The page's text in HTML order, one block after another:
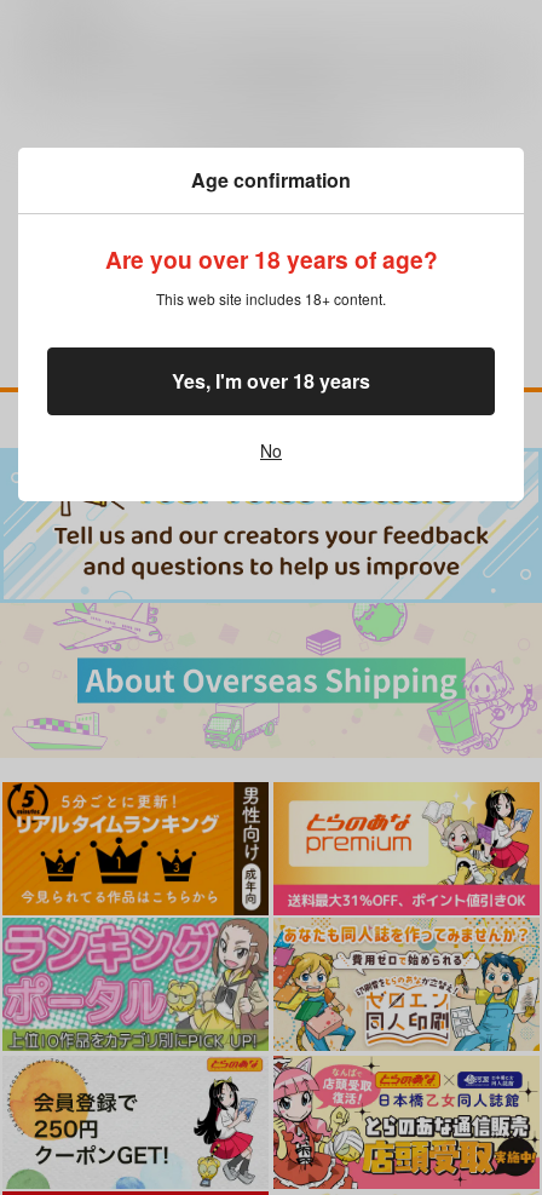
Age confirmation
Are you over 18 years of age?
This web site includes 18+ content.
No
Yes, I'm over 18 years